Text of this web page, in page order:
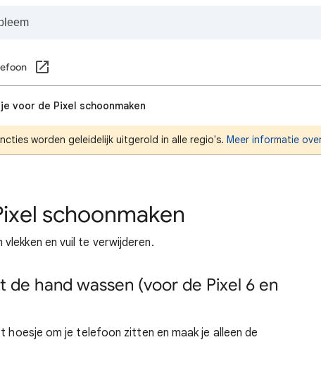
voor de Pixel schoonmaken
worden geleidelijk uitgerold in alle regio's. Meer informatie
schoonmaken
en vuil te verwijderen.
hand wassen (voor de Pixel 6 en
hoesje om je telefoon zitten en maak je alleen de